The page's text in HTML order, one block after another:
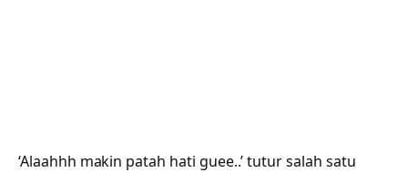
‘Alaahhh makin patah hati guee..’ tutur salah satu